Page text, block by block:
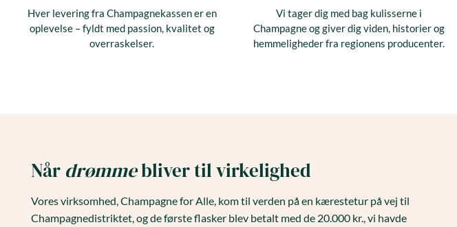
Hver levering fra Champagnekassen er en
oplevelse – fyldt med passion, kvalitet og
overraskelser.
Vi tager dig med bag kulisserne i
Champagne og giver dig viden, historier og
hemmeligheder fra regionens producenter.
Når drømmebliver til virkelighed
Vores virksomhed, Champagne for Alle, kom til verden på en kærestetur på vej til
Champagnedistriktet, og de første flasker blev betalt med de 20.000 kr., vi havde